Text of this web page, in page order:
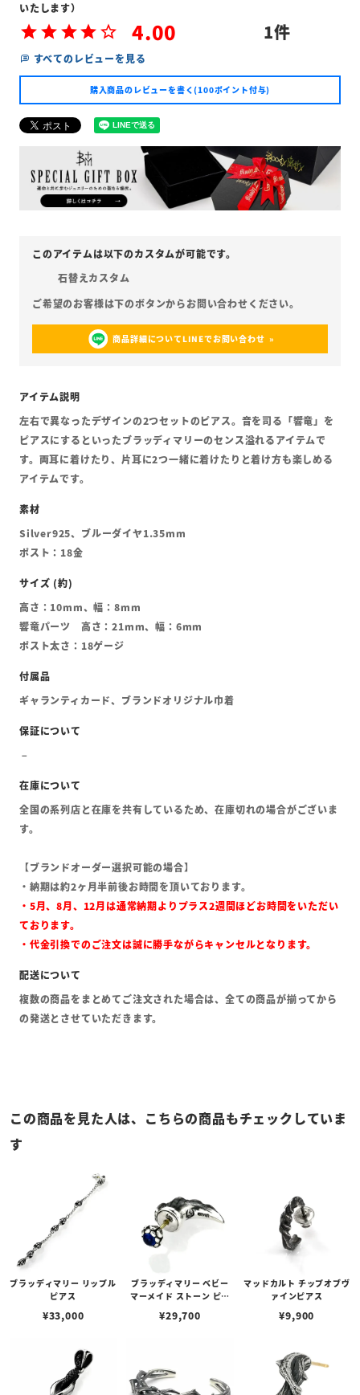
いたします）
4.00 1
すべてのレビューを見る
購入商品のレビューを書く(100ポイント付与)
石替えカスタム
商品詳細についてLINEでお問い合わせ
左右で異なったデザインの2つセットのピアス。音を司る「響竜」を
ピアスにするといったブラッディマリーのセンス溢れるアイテムで
す。両耳に着けたり、片耳に2つ一緒に着けたりと着け方も楽しめる
アイテムです。
Silver925、ブルーダイヤ1.35mm
ポスト：18金
高さ：10mm、幅：8mm
響竜パーツ 高さ：21mm、幅：6mm
ポスト太さ：18ゲージ
ギャランティカード、ブランドオリジナル巾着
全国の系列店と在庫を共有しているため、在庫切れの場合がございま
す。
【ブランドオーダー選択可能の場合】
・納期は約2ヶ月半前後お時間を頂いております。
・5月、8月、12月は通常納期よりプラス2週間ほどお時間をいただい
ております。
・代金引換でのご注文は誠に勝手ながらキャンセルとなります。
複数の商品をまとめてご注文された場合は、全ての商品が揃ってから
の発送とさせていただきます。
この商品を見た人は、こちらの商品もチェックしていま
す
ブラッディマリー リップル
ピアス
¥33,000
ブラッディマリー ベビー
マーメイド ストーン ピア
¥29,700
マッドカルト チップオブヴ
ァインピアス
¥9,900